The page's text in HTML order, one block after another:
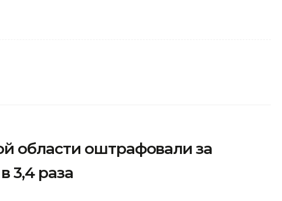
области оштрафовали за
3,4 раза